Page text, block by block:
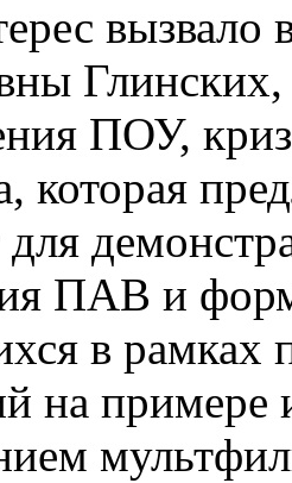
вызвало
Глинских,
ПОУ,
которая
ПАВ и
в рамках
на примере